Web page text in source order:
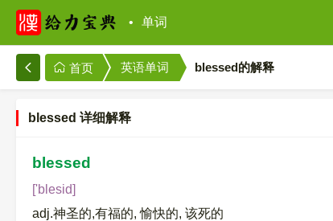
单词
首页 英语单词 blessed的解释
blessed 详细解释
blessed
['blesid]
adj.神圣的,有福的, 愉快的, 该死的